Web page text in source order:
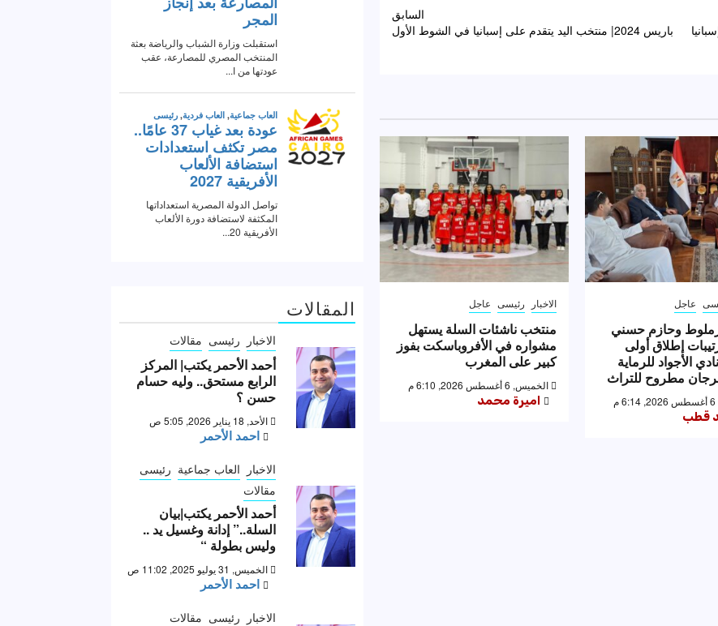
السابق
باريس 2024| منتخب اليد يتقدم على إسبانيا في الشوط الأول
عاجل
وحازم حسني
إطلاق أولى
الأجواد للرماية
مطروح للتراث
قطب
الاخبار رئيسى عاجل
منتخب ناشئات السلة يستهل
مشواره في الأفروباسكت بفوز
كبير على المغرب
الخميس, 6 أغسطس 2026, 6:10 م
اميرة محمد
المقالات
الاخبار رئيسى مقالات
أحمد الأحمر يكتب| المركز
الرابع مستحق.. وليه حسام
حسن ؟
الأحد, 18 يناير 2026, 5:05 ص
احمد الأحمر
الاخبار العاب جماعية رئيسى
مقالات
أحمد الأحمر يكتب|بيان
السلة..” إدانة وغسيل يد ..
وليس بطولة “
الخميس, 31 يوليو 2025, 11:02 ص
احمد الأحمر
الاخبار رئيسى مقالات